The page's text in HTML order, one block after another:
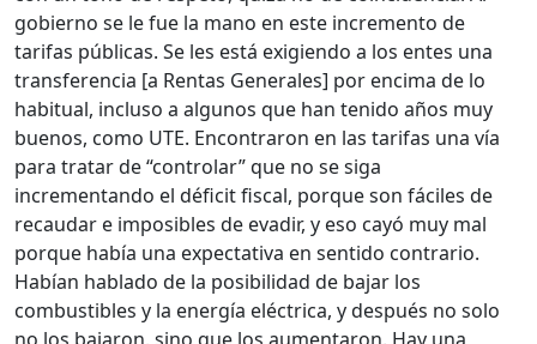
gobierno se le fue la mano en este incremento de
tarifas públicas. Se les está exigiendo a los entes una
transferencia [a Rentas Generales] por encima de lo
habitual, incluso a algunos que han tenido años muy
buenos, como UTE. Encontraron en las tarifas una vía
para tratar de “controlar” que no se siga
incrementando el déficit fiscal, porque son fáciles de
recaudar e imposibles de evadir, y eso cayó muy mal
porque había una expectativa en sentido contrario.
Habían hablado de la posibilidad de bajar los
combustibles y la energía eléctrica, y después no solo